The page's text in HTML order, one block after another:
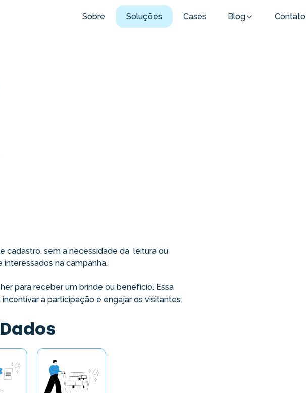
Sobre Soluções Cases Blog Contato
cadastro, sem a necessidade da leitura ou
na campanha.
para receber um brinde ou benefício. Essa
a participação e engajar os visitantes.